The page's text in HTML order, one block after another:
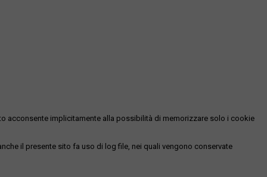
acconsente implicitamente alla possibilità di memorizzare solo i cookie
il presente sito fa uso di log file, nei quali vengono conservate